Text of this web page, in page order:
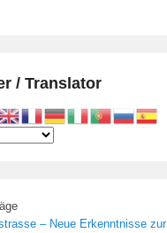
/ Translator
– Neue Erkenntnisse zur